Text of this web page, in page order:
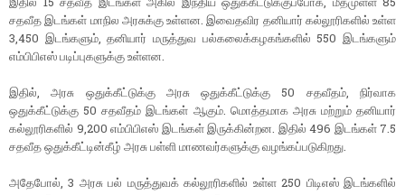
சதவீத இடங்கள் மாநில அரசுக்கு உள்ளன. இவைதவிர தனியார் கல்லூரிகளில் உள்ள
3,450 இடங்களும், தனியார் மருத்துவ பல்கலைக்கழகங்களில் 550 இடங்களும்
எம்பிபிஎஸ் படிப்புகளுக்கு உள்ளன.
இதில், அரசு ஒதுக்கீட்டுக்கு அரசு ஒதுக்கீட்டுக்கு 50 சதவீதம், நிர்வாக
ஒதுக்கீட்டுக்கு 50 சதவீதம் இடங்கள் ஆகும். மொத்தமாக அரசு மற்றும் தனியார்
கல்லூரிகளில் 9,200 எம்பிபிஎஸ் இடங்கள் இருக்கின்றன. இதில் 496 இடங்கள் 7.5
சதவீத ஒதுக்கீட்டின்கீழ் அரசு பள்ளி மாணவர்களுக்கு வழங்கப்படுகிறது.
அதேபோல், 3 அரசு பல் மருத்துவக் கல்லூரிகளில் உள்ள 250 பிடிஎஸ் இடங்களில்